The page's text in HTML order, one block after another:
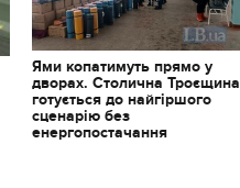
Ями копатимуть прямо у
дворах. Столична Троєщина
готується до найгіршого
сценарію без
енергопостачання